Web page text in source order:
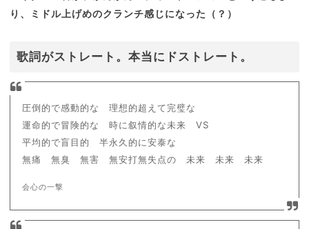
り、ミドル上げめのクランチ感じになった（？）
歌詞がストレート。本当にドストレート。
圧倒的で感動的な 理想的超えて完璧な
運命的で冒険的な 時に叙情的な未来 VS
平均的で盲目的 半永久的に安泰な
無痛 無臭 無害 無安打無失点の 未来 未来 未来
会心の一撃